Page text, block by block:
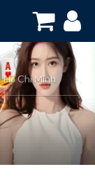
Hồ Chí Minh